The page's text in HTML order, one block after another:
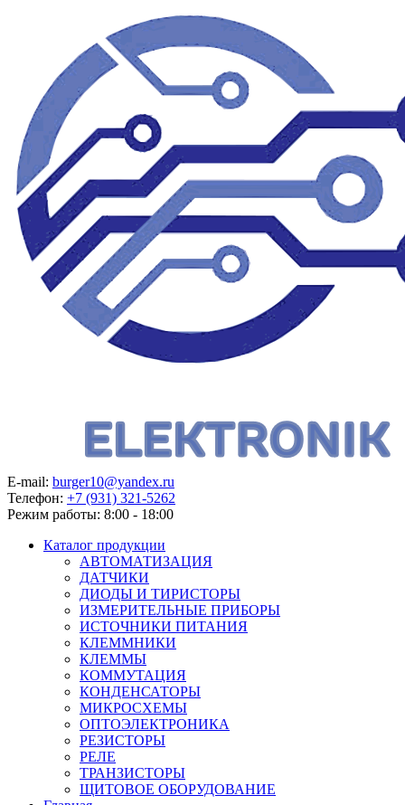
E-mail: burger10@yandex.ru
Телефон: +7 (931) 321-5262
Режим работы: 8:00 - 18:00
Каталог продукции
АВТОМАТИЗАЦИЯ
ДАТЧИКИ
ДИОДЫ И ТИРИСТОРЫ
ИЗМЕРИТЕЛЬНЫЕ ПРИБОРЫ
ИСТОЧНИКИ ПИТАНИЯ
КЛЕММНИКИ
КЛЕММЫ
КОММУТАЦИЯ
КОНДЕНСАТОРЫ
МИКРОСХЕМЫ
ОПТОЭЛЕКТРОНИКА
РЕЗИСТОРЫ
РЕЛЕ
ТРАНЗИСТОРЫ
ЩИТОВОЕ ОБОРУДОВАНИЕ